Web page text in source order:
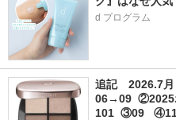
d プログラム
追記　2026.7
06→09  ②2025
101  ③09